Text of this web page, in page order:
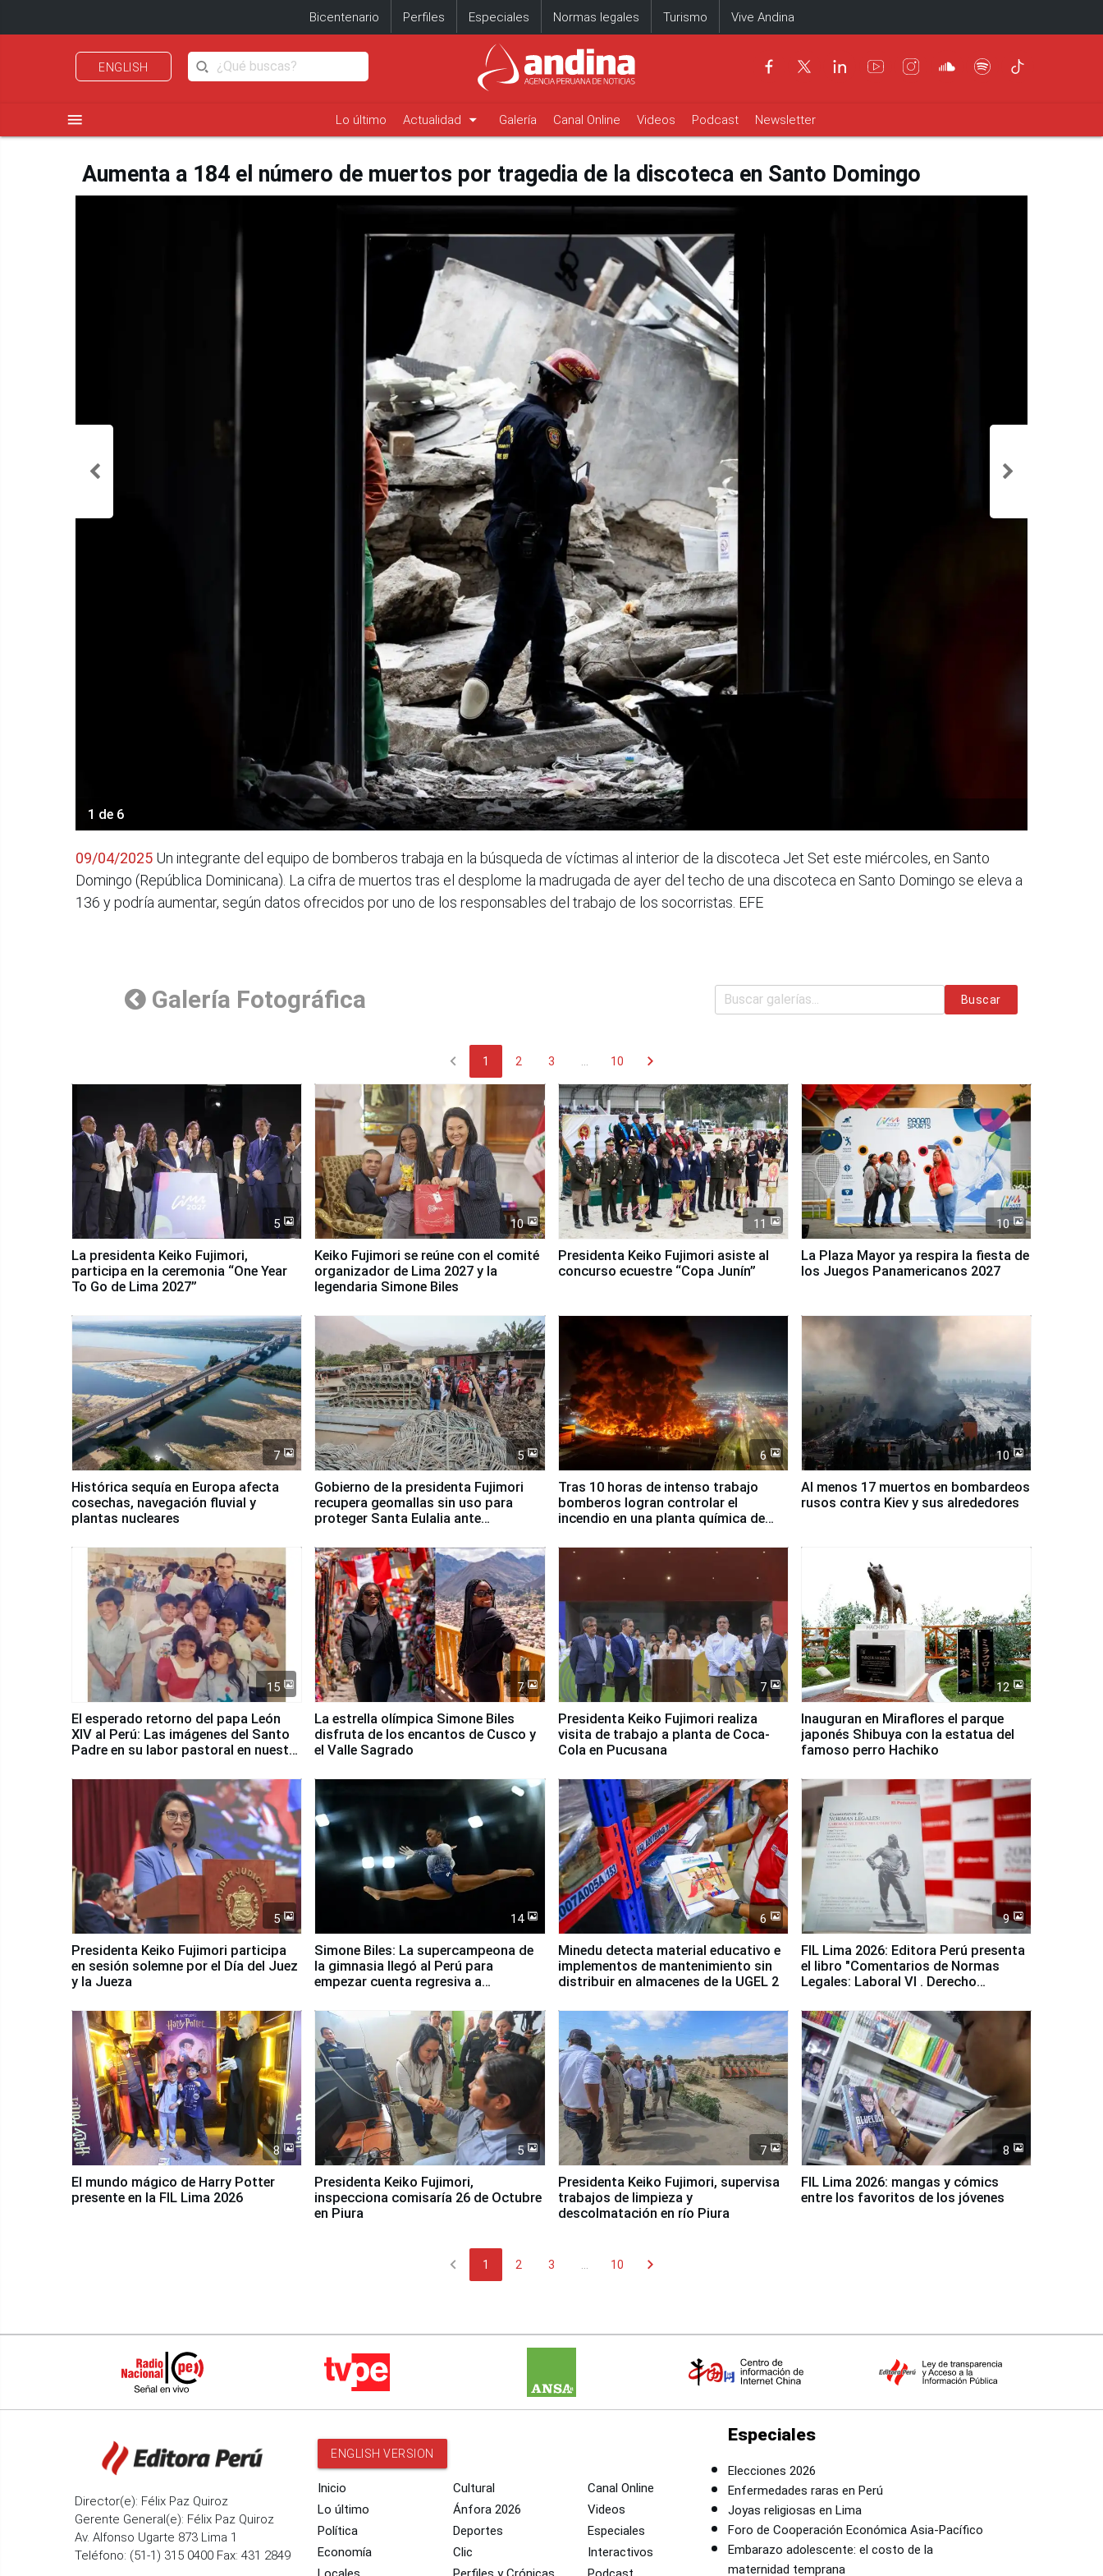
Bicentenario Perfiles Especiales Normas legales Turismo Vive Andina
ENGLISH
menu Lo último Actualidad arrow_drop_down Galería Canal Online Videos Podcast Newsletter
Aumenta a 184 el número de muertos por tragedia de la discoteca en Santo Domingo
1 de 6
09/04/2025 Un integrante del equipo de bomberos trabaja en la búsqueda de víctimas al interior de la discoteca Jet Set este miércoles, en Santo
Domingo (República Dominicana). La cifra de muertos tras el desplome la madrugada de ayer del techo de una discoteca en Santo Domingo se eleva a
136 y podría aumentar, según datos ofrecidos por uno de los responsables del trabajo de los socorristas. EFE
Galería Fotográfica Buscar
chevron_left 1 2 3 10 chevron_right
5
La presidenta Keiko Fujimori,
participa en la ceremonia “One Year
To Go de Lima 2027”
10
Keiko Fujimori se reúne con el comité
organizador de Lima 2027 y la
legendaria Simone Biles
11
Presidenta Keiko Fujimori asiste al
concurso ecuestre “Copa Junín”
10
La Plaza Mayor ya respira la fiesta de
los Juegos Panamericanos 2027
7
Histórica sequía en Europa afecta
cosechas, navegación fluvial y
plantas nucleares
5
Gobierno de la presidenta Fujimori
recupera geomallas sin uso para
proteger Santa Eulalia ante
6
Tras 10 horas de intenso trabajo
bomberos logran controlar el
incendio en una planta química de
10
Al menos 17 muertos en bombardeos
rusos contra Kiev y sus alrededores
15
El esperado retorno del papa León
XIV al Perú: Las imágenes del Santo
Padre en su labor pastoral en nuestro
7
La estrella olímpica Simone Biles
disfruta de los encantos de Cusco y
el Valle Sagrado
7
Presidenta Keiko Fujimori realiza
visita de trabajo a planta de Coca-
Cola en Pucusana
12
Inauguran en Miraflores el parque
japonés Shibuya con la estatua del
famoso perro Hachiko
5
Presidenta Keiko Fujimori participa
en sesión solemne por el Día del Juez
y la Jueza
14
Simone Biles: La supercampeona de
la gimnasia llegó al Perú para
empezar cuenta regresiva a
6
Minedu detecta material educativo e
implementos de mantenimiento sin
distribuir en almacenes de la UGEL 2
9
FIL Lima 2026: Editora Perú presenta
el libro "Comentarios de Normas
Legales: Laboral Vl . Derecho
8
El mundo mágico de Harry Potter
presente en la FIL Lima 2026
5
Presidenta Keiko Fujimori,
inspecciona comisaría 26 de Octubre
en Piura
7
Presidenta Keiko Fujimori, supervisa
trabajos de limpieza y
descolmatación en río Piura
8
FIL Lima 2026: mangas y cómics
entre los favoritos de los jóvenes
chevron_left 1 2 3 10 chevron_right
Director(e): Félix Paz Quiroz
Gerente General(e): Félix Paz Quiroz
Av. Alfonso Ugarte 873 Lima 1
Teléfono: (51-1) 315 0400 Fax: 431 2849
ENGLISH VERSION
Inicio
Lo último
Política
Economía
Cultural
Ánfora 2026
Deportes
Clic
Canal Online
Videos
Especiales
Interactivos
Especiales
Elecciones 2026
Enfermedades raras en Perú
Joyas religiosas en Lima
Foro de Cooperación Económica Asia-Pacífico
Embarazo adolescente: el costo de la
maternidad temprana